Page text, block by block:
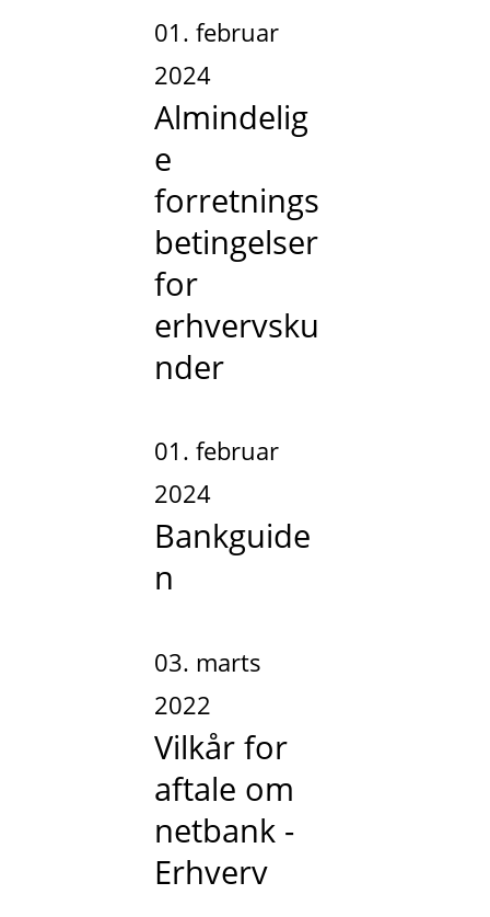
01. februar
2024
Almindelig
e
forretnings
betingelser
for
erhvervsku
nder
01. februar
2024
Bankguide
n
03. marts
2022
Vilkår for
aftale om
netbank -
Erhverv